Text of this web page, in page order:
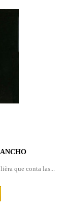
que conta las...